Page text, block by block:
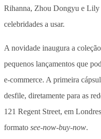
Rihanna, Zhou Dongyu e Lily
celebridades a usar.
A novidade inaugura a
pequenos lançamentos que
e-commerce. A primeira
desfile, diretamente para as
121 Regent Street, em
formato see-now-buy-now.